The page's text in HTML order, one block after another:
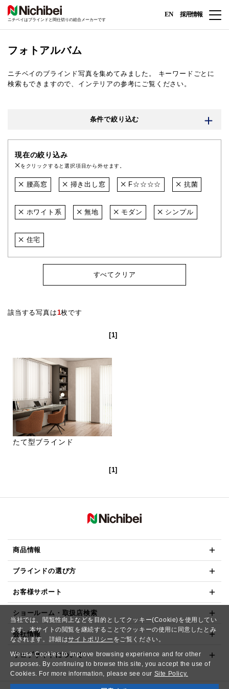
当社では、閲覧性向上などを目的としてクッキー(Cookie)を使用してい
ます。本サイトの閲覧を継続することでクッキーの使用に同意したとみ
なされます。詳細はサイトポリシー をご覧ください。
We use Cookies to improve browsing experience and for other
purposes. By continuing to browse this site, you accept the use of
Cookies. For more information, please see our Site Policy.
ニチベイはブラインドと間仕切りの総合メーカーです
EN 採用情報
フォトアルバム
ニチベイのブラインド写真を集めてみました。
キーワードごとに
検索もできますので、インテリアの参考にご覧ください。
条件で絞り込む
現在の絞り込み
をクリックすると選択項目から外せます。
腰高窓 掃き出し窓 F☆☆☆☆ 抗菌
ホワイト系 無地 モダン シンプル
住宅
すべてクリア
該当する写真は1枚です
[1]
たて型ブラインド
[1]
商品情報
ブラインドの選び方
お客様サポート
ショールーム・取扱店検索
会社情報
ウェブサイトについて